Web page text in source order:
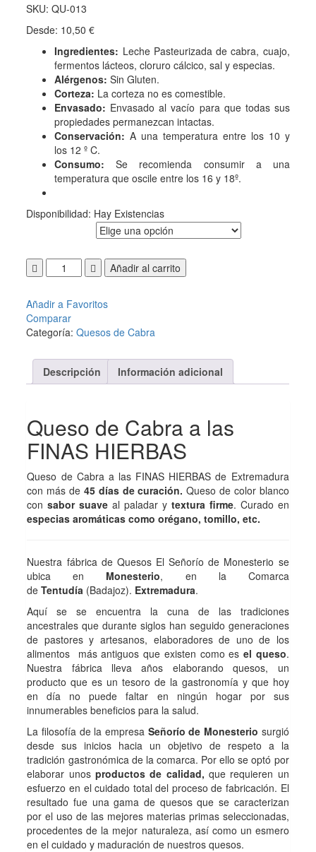
SKU:QU-013
Desde: 10,50€
Ingredientes: Leche Pasteurizada de cabra, cuajo,
fermentos lácteos, cloruro cálcico, sal y especias.
Alérgenos: Sin Gluten.
Corteza: La corteza no es comestible.
Envasado: Envasado al vacío para que todas sus
propiedades permanezcan intactas.
Conservación: A una temperatura entre los 10 y
los 12 º C.
Consumo: Se recomienda consumir a una
temperatura que oscile entre los 16 y 18º.
Disponibilidad: Hay Existencias
Añadir al carrito
Añadir a Favoritos
Comparar
Categoría:Quesos de Cabra
Descripción Información adicional
Queso de Cabra a las
FINAS HIERBAS
Queso de Cabra a las FINAS HIERBAS de Extremadura
con más de 45 días de curación. Queso de color blanco
consabor suave al paladar y textura firme. Curado en
especias aromáticas como orégano, tomillo, etc.
Nuestra fábrica de Quesos El Señorío de Monesterio se
ubica en Monesterio, en la Comarca
deTentudía (Badajoz). Extremadura.
Aquí se se encuentra la cuna de las tradiciones
ancestrales que durante siglos han seguido generaciones
de pastores y artesanos, elaboradores de uno de los
alimentos más antiguos que existen como es el queso.
Nuestra fábrica lleva años elaborando quesos, un
producto que es un tesoro de la gastronomía y que hoy
en día no puede faltar en ningún hogar por sus
innumerables beneficios para la salud.
La filosofía de la empresa Señorío de Monesterio surgió
desde sus inicios hacia un objetivo de respeto a la
tradición gastronómica de la comarca. Por ello se optó por
elaborar unosproductos de calidad, que requieren un
esfuerzo en el cuidado total del proceso de fabricación. El
resultado fue una gama de quesos que se caracterizan
por el uso de las mejores materias primas seleccionadas,
procedentes de la mejor naturaleza, así como un esmero
en el cuidado y maduración de nuestros quesos.